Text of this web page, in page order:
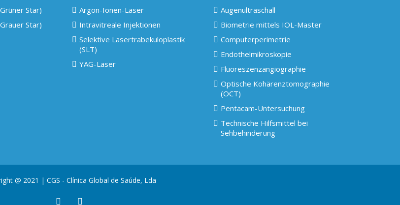
Star)
Star)
Argon-Ionen-Laser
Intravitreale Injektionen
Selektive Lasertrabekuloplastik
(SLT)
YAG-Laser
Augenultraschall
Biometrie mittels IOL-Master
Computerperimetrie
Endothelmikroskopie
Fluoreszenzangiographie
Optische Kohärenztomographie
(OCT)
Pentacam-Untersuchung
Technische Hilfsmittel bei
Sehbehinderung
@ 2021 | CGS - Clínica Global de Saúde, Lda